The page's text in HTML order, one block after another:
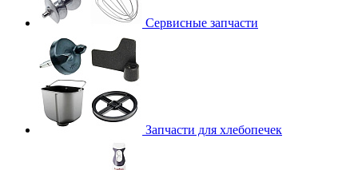
Сервисные запчасти
Запчасти для хлебопечек